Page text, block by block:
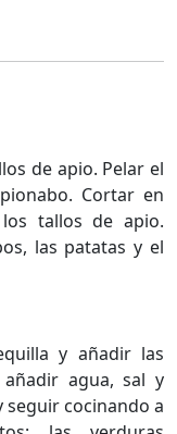
de apio. Pelar el
Cortar en
tallos de apio.
las patatas y el
y añadir las
agua, sal y
seguir cocinando a